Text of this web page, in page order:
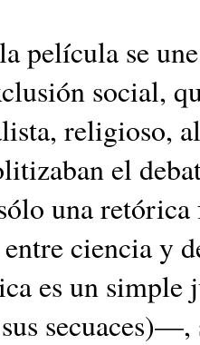
película se
social,
religioso,
el
una
ciencia y
es un simple